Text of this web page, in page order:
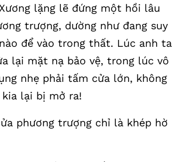
lặng lẽ đứng một hồi lâu
trượng, dường như đang suy
để vào trong thất. Lúc anh ta
lại mặt nạ bảo vệ, trong lúc vô
nhẹ phải tấm cửa lớn, không
lại bị mở ra!
phương trượng chỉ là khép hờ